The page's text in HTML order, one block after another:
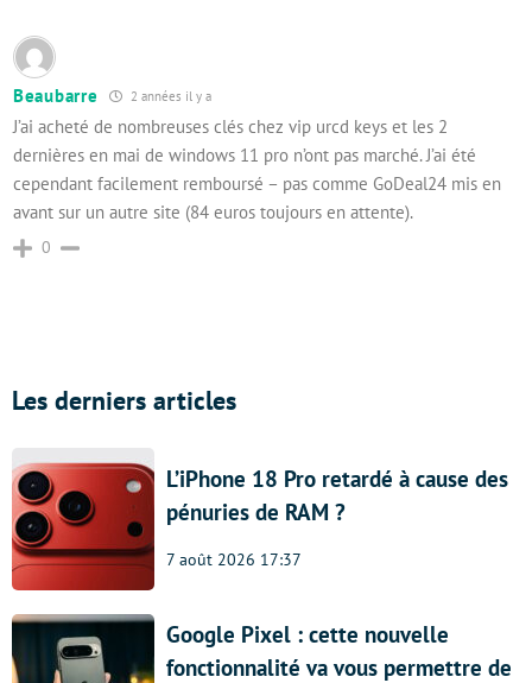
Beaubarre 2 années il y a
J’ai acheté de nombreuses clés chez vip urcd keys et les 2
dernières en mai de windows 11 pro n’ont pas marché. J’ai été
cependant facilement remboursé – pas comme GoDeal24 mis en
avant sur un autre site (84 euros toujours en attente).
0
Les derniers articles
L’iPhone 18 Pro retardé à cause des
pénuries de RAM ?
7 août 2026 17:37
Google Pixel : cette nouvelle
fonctionnalité va vous permettre de